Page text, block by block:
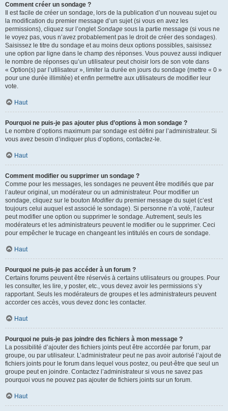
Comment créer un sondage ?
Il est facile de créer un sondage, lors de la publication d’un nouveau sujet ou
la modification du premier message d’un sujet (si vous en avez les
permissions), cliquez sur l’ongletSondage sous la partie message (si vous ne
le voyez pas, vous n’avez probablement pas le droit de créer des sondages).
Saisissez le titre du sondage et au moins deux options possibles, saisissez
une option par ligne dans le champ des réponses. Vous pouvez aussi indiquer
le nombre de réponses qu’un utilisateur peut choisir lors de son vote dans
« Option(s) par l’utilisateur », limiter la durée en jours du sondage (mettre « 0 »
pour une durée illimitée) et enfin permettre aux utilisateurs de modifier leur
vote.
Haut
Pourquoi ne puis-je pas ajouter plus d’options à mon sondage ?
Le nombre d’options maximum par sondage est défini par l’administrateur. Si
vous avez besoin d’indiquer plus d’options, contactez-le.
Haut
Comment modifier ou supprimer un sondage ?
Comme pour les messages, les sondages ne peuvent être modifiés que par
l’auteur original, un modérateur ou un administrateur. Pour modifier un
sondage, cliquez sur le bouton Modifierdu premier message du sujet (c’est
toujours celui auquel est associé le sondage). Si personne n’a voté, l’auteur
peut modifier une option ou supprimer le sondage. Autrement, seuls les
modérateurs et les administrateurs peuvent le modifier ou le supprimer. Ceci
pour empêcher le trucage en changeant les intitulés en cours de sondage.
Haut
Pourquoi ne puis-je pas accéder à un forum ?
Certains forums peuvent être réservés à certains utilisateurs ou groupes. Pour
les consulter, les lire, y poster, etc., vous devez avoir les permissions s’y
rapportant. Seuls les modérateurs de groupes et les administrateurs peuvent
accorder ces accès, vous devez donc les contacter.
Haut
Pourquoi ne puis-je pas joindre des fichiers à mon message ?
La possibilité d’ajouter des fichiers joints peut être accordée par forum, par
groupe, ou par utilisateur. L’administrateur peut ne pas avoir autorisé l’ajout de
fichiers joints pour le forum dans lequel vous postez, ou peut-être que seul un
groupe peut en joindre. Contactez l’administrateur si vous ne savez pas
pourquoi vous ne pouvez pas ajouter de fichiers joints sur un forum.
Haut